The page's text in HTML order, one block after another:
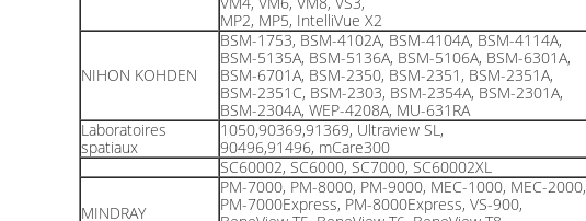
MP2, MP5, IntelliVue X2
NIHON KOHDEN
BSM-1753, BSM-4102A, BSM-4104A, BSM-4114A,
BSM-5135A, BSM-5136A, BSM-5106A, BSM-6301A,
BSM-6701A, BSM-2350, BSM-2351, BSM-2351A,
BSM-2351C, BSM-2303, BSM-2354A, BSM-2301A,
BSM-2304A, WEP-4208A, MU-631RA
Laboratoires
spatiaux
1050,90369,91369, Ultraview SL,
90496,91496, mCare300
SC60002, SC6000, SC7000, SC60002XL
MINDRAY
PM-7000, PM-8000, PM-9000, MEC-1000, MEC-2000,
PM-7000Express, PM-8000Express, VS-900,